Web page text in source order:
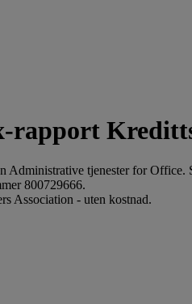
tjenester for
800729666.
Association - uten kostnad.